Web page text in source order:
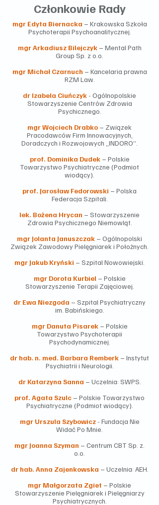
Członkowie Rady
mgr Edyta Biernacka – Krakowska Szkoła
Psychoterapii Psychoanalitycznej.
mgr Arkadiusz Bilejczyk– Mental Path
Group Sp. z o.o.
mgr Michał Czarnuch – Kancelaria prawna
RZM Law.
dr Izabela Ciuńczyk - Ogólnopolskie
Stowarzyszenie Centrów Zdrowia
Psychicznego.
mgr Wojciech Drabko – Związek
Pracodawców Firm Innowacyjnych,
Doradczych i Rozwojowych „INDORO”.
prof. Dominika Dudek– Polskie
Towarzystwo Psychiatryczne (Podmiot
wiodący).
prof. Jarosław Fedorowski – Polska
Federacja Szpitali.
lek. Bożena Hrycan – Stowarzyszenie
Zdrowia Psychicznego Niemowląt.
mgr Jolanta Januszczak – Ogólnopolski
Związek Zawodowy Pielęgniarek i Położnych.
mgr Jakub Kryński – Szpital Nowowiejski.
mgr Dorota Kurbiel – Polskie
Stowarzyszenie Terapii Zajęciowej.
dr Ewa Niezgoda – Szpital Psychiatryczny
im. Babińskiego.
mgr Danuta Pisarek– Polskie
Towarzystwo Psychoterapii
Psychodynamicznej.
dr hab. n. med. Barbara Remberk – Instytut
Psychiatrii i Neurologii.
dr Katarzyna Sanna – Uczelnia: SWPS.
prof. Agata Szulc – Polskie Towarzystwo
Psychiatryczne (Podmiot wiodący).
mgr Urszula Szybowicz- Fundacja Nie
Widać Po Mnie.
mgr Joanna Szyman – Centrum CBT Sp. z.
o.o.
dr hab. Anna Zajenkowska – Uczelnia: AEH.
mgr Małgorzata Zgiet – Polskie
Stowarzyszenie Pielęgniarek i Pielęgniarzy
Psychiatrycznych.